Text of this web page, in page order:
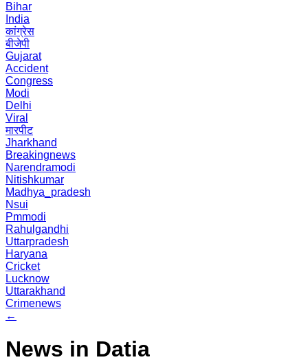
Bihar
India
कांग्रेस
बीजेपी
Gujarat
Accident
Congress
Modi
Delhi
Viral
मारपीट
Jharkhand
Breakingnews
Narendramodi
Nitishkumar
Madhya_pradesh
Nsui
Pmmodi
Rahulgandhi
Uttarpradesh
Haryana
Cricket
Lucknow
Uttarakhand
Crimenews
←
News in Datia